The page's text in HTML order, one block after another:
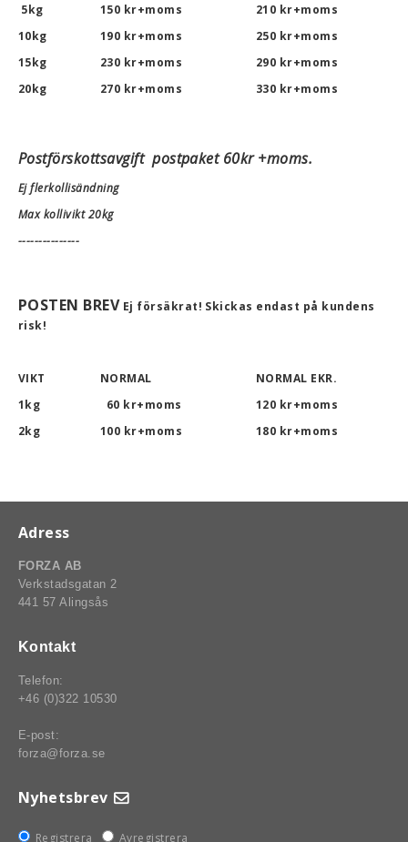
RALLY-RACING-DELAR
5kg
150 kr+moms 210 kr+moms
10kg
190 kr+moms 250 kr+moms
15kg
230 kr+moms 290 kr+moms
20kg
270 kr+moms 330 kr+moms
Postförskottsavgift postpaket 60kr +moms.
Ej flerkollisändning
Max kollivikt 20kg
---------------
POSTEN BREV Ej försäkrat! Skickas endast på kundens
risk!
VIKT NORMAL NORMAL EKR.
1kg
60 kr+moms 120 kr+moms
2kg
100 kr+moms 180 kr+moms
Adress
FORZA AB
Verkstadsgatan 2
441 57 Alingsås
Kontakt
Telefon:
+46 (0)322 10530
E-post:
forza@forza.se
Nyhetsbrev
Registrera Avregistrera